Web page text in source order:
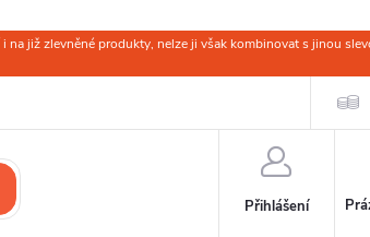
na již zlevněné produkty, nelze ji však kombinovat s jinou
Ochrana
Přihlášení